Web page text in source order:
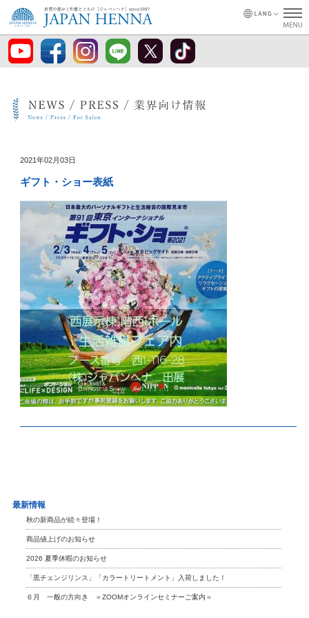
2021年02月03日
ギフト・ショー表紙
最新情報
秋の新商品が続々登場！
商品値上げのお知らせ
2026 夏季休暇のお知らせ
「黒チェンジリンス」「カラートリートメント」入荷しました！
６月 一般の方向き ＝ZOOMオンラインセミナーご案内＝